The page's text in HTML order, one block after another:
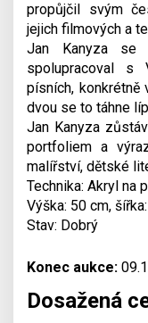
propůjčil svým
jejich filmových a
Jan Kanyza se
spolupracoval s
písních, konkrétně
dvou se to táhne
Jan Kanyza
portfoliem a
malířství, dětské
Technika: Akryl na
Výška: 50 cm,
Stav: Dobrý
Konec aukce:
Dosažená